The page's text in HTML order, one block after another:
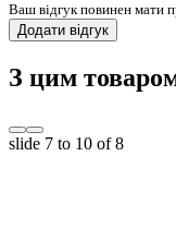
Ваш відгук повинен мати
Додати відгук
З цим
slide 7 to 10 of 8